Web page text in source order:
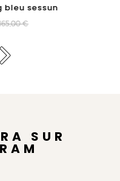
sessun
€
SUR